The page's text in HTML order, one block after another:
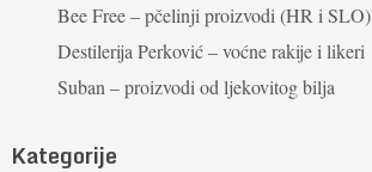
Bee Free – pčelinji proizvodi (HR i SLO)
Destilerija Perković – voćne rakije i likeri
Suban – proizvodi od ljekovitog bilja
Kategorije